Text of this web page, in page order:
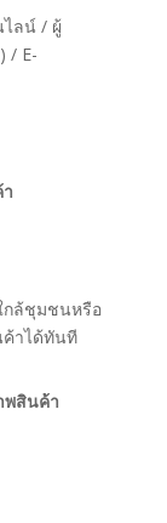
ไลน์ / ผู้
/ E-
กล้ชุมชนหรือ
ค้าได้ทันที
พสินค้า